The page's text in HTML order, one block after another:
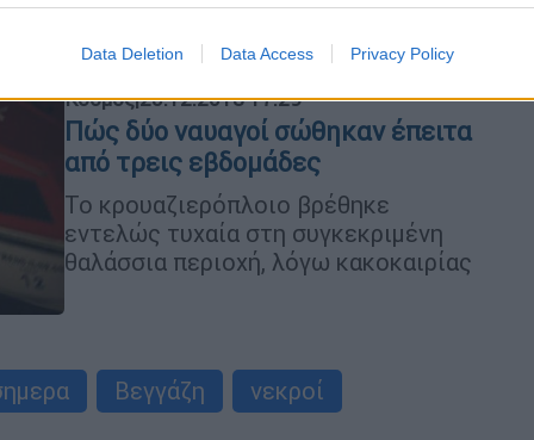
Data Deletion Data Access Privacy Policy
Κόσμος|25.12.2018 17:29
Πώς δύο ναυαγοί σώθηκαν έπειτα
από τρεις εβδομάδες
Το κρουαζιερόπλοιο βρέθηκε
εντελώς τυχαία στη συγκεκριμένη
θαλάσσια περιοχή, λόγω κακοκαιρίας
Βεγγάζη
νεκροί